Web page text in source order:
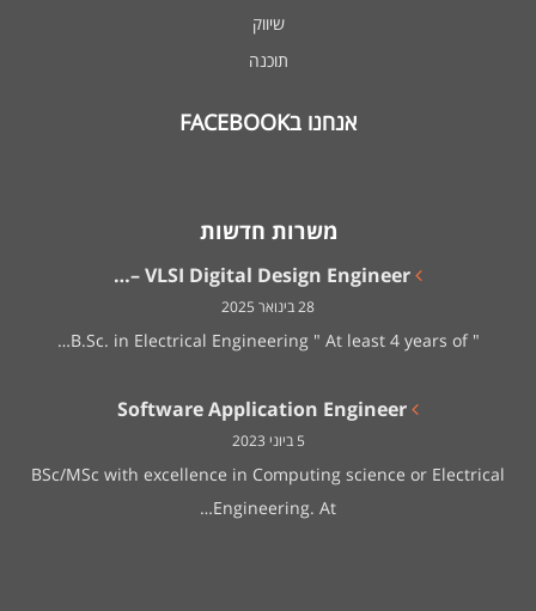
שיווק
תוכנה
אנחנו בFACEBOOK
משרות חדשות
VLSI Digital Design Engineer –…
28 בינואר 2025
" B.Sc. in Electrical Engineering " At least 4 years of…
Software Application Engineer
5 ביוני 2023
BSc/MSc with excellence in Computing science or Electrical
Engineering. At…